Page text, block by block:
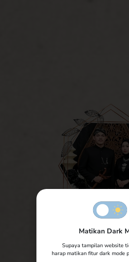
The Wedding
Matikan Dark
Supaya tampilan website
harap matikan fitur dark mode